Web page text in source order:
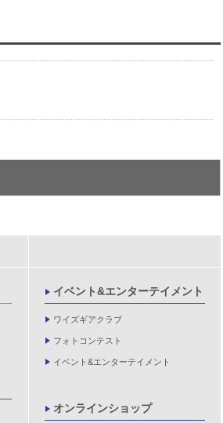
イベント&エンターテイメント
ワイズギアクラブ
フォトコンテスト
イベント&エンターテイメント
オンラインショップ